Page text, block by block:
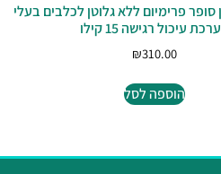
סופר פרימיום ללא גלוטן לכלבים בעלי
עיכול רגישה 15 קילו
₪310.00
הוספה לסל